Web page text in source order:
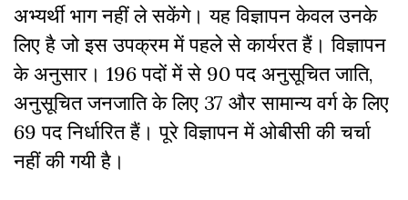
अभ्यर्थी भाग नहीं ले सकेंगे। यह विज्ञापन केवल उनके
लिए है जो इस उपक्रम में पहले से कार्यरत हैं। विज्ञापन
के अनुसार। 196 पदों में से 90 पद अनुसूचित जाति,
अनुसूचित जनजाति के लिए 37 और सामान्य वर्ग के लिए
69 पद निर्धारित हैं। पूरे विज्ञापन में ओबीसी की चर्चा
नहीं की गयी है।